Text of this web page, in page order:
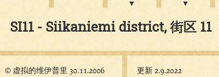
SI11 - Siikaniemi district, 街区 11
© 虚拟的维伊普里 30.11.2006
更新 2.9.2022